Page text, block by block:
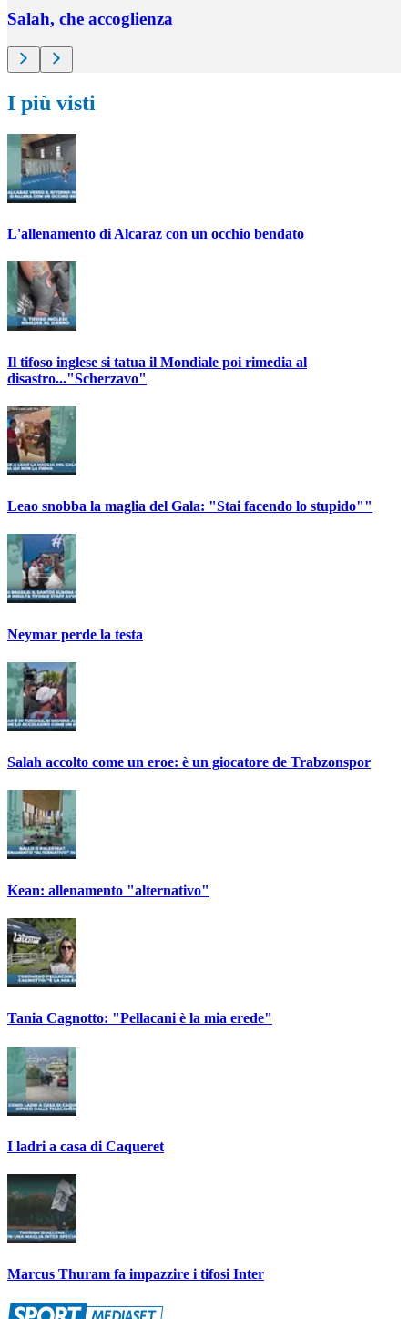
Salah, che accoglienza
I più visti
L'allenamento di Alcaraz con un occhio bendato
Il tifoso inglese si tatua il Mondiale poi rimedia al
disastro..."Scherzavo"
Leao snobba la maglia del Gala: "Stai facendo lo stupido""
Neymar perde la testa
Salah accolto come un eroe: è un giocatore de Trabzonspor
Kean: allenamento "alternativo"
Tania Cagnotto: "Pellacani è la mia erede"
I ladri a casa di Caqueret
Marcus Thuram fa impazzire i tifosi Inter